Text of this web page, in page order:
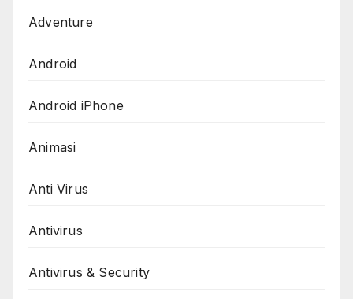
Adventure
Android
Android iPhone
Animasi
Anti Virus
Antivirus
Antivirus & Security